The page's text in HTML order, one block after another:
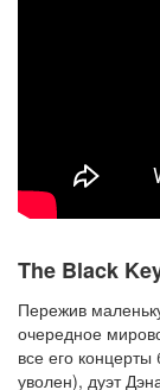
The Black
Пережив
очередное
все его
уволен), дуэт